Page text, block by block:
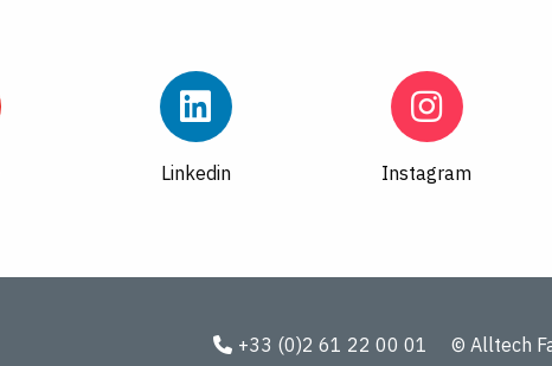
Linkedin Instagram
+33 (0)2 61 22 00 01 © Alltech